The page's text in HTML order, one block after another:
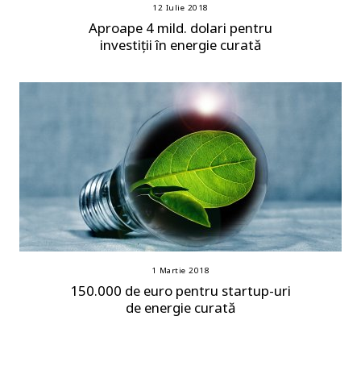
12 Iulie 2018
Aproape 4 mild. dolari pentru
investiții în energie curată
1 Martie 2018
150.000 de euro pentru startup-uri
de energie curată